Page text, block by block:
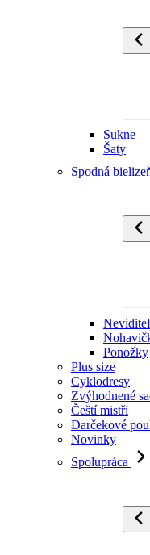
Sukne
Šaty
Spodná
Ponožky
Plus size
Cyklodresy
Zvýhodnené
Čeští mistři
Darčekové
Novinky
Spolupráca